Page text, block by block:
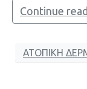
Continue
ΑΤΟΠΙΚΗ